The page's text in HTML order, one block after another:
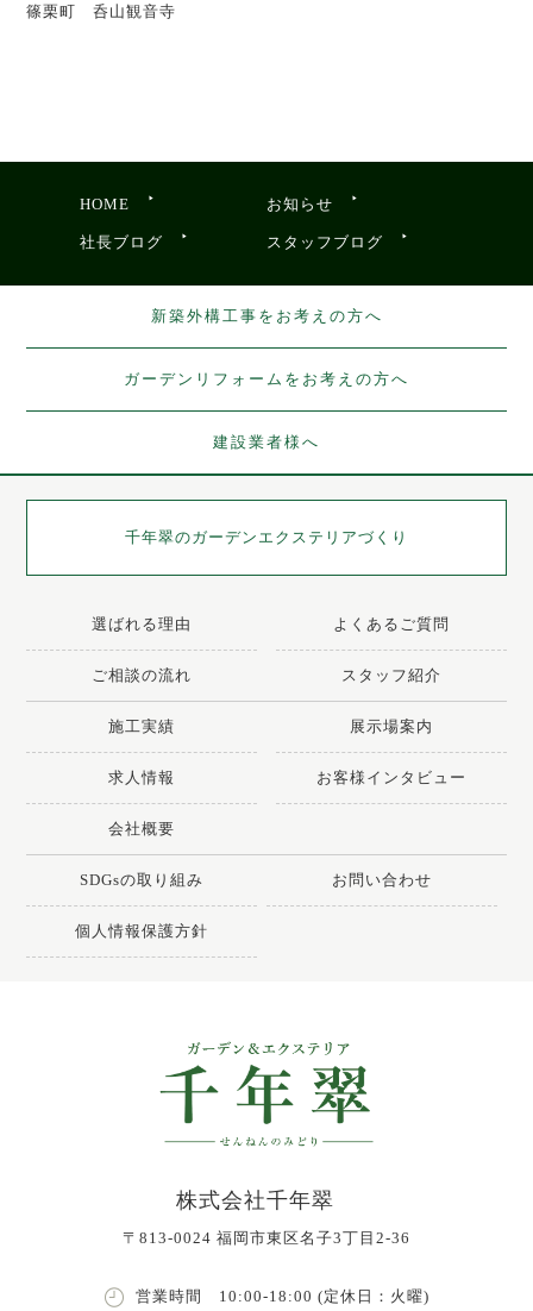
篠栗町 呑山観音寺
HOME お知らせ
社長ブログ スタッフブログ
新築外構工事をお考えの方へ
ガーデンリフォームをお考えの方へ
建設業者様へ
千年翠のガーデンエクステリアづくり
選ばれる理由 よくあるご質問
ご相談の流れ スタッフ紹介
施工実績 展示場案内
求人情報 お客様インタビュー
会社概要
SDGsの取り組み お問い合わせ
個人情報保護方針
株式会社千年翠
〒813-0024 福岡市東区名子3丁目2-36
営業時間 10:00-18:00 (定休日：火曜)